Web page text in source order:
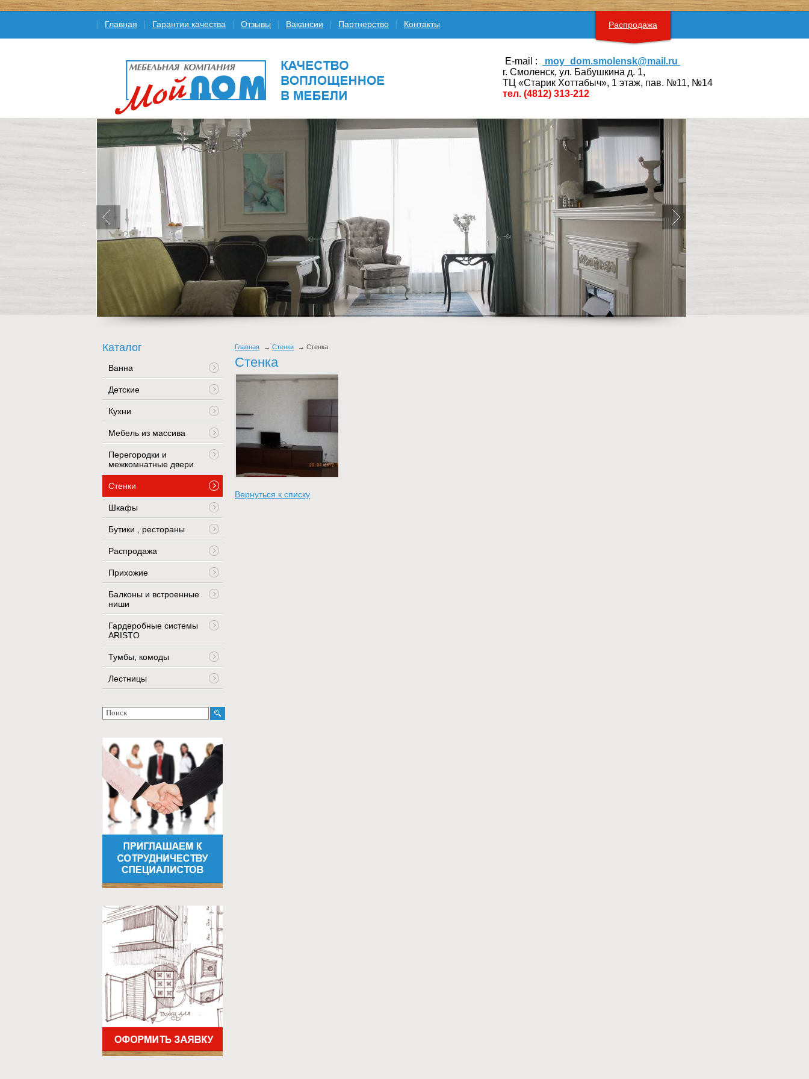
Главная Гарантии качества Отзывы Вакансии Партнерство Контакты Распродажа
E-mail :
moy_dom.smolensk@mail.ru
г. Смоленск, ул. Бабушкина д. 1,
ТЦ «Старик Хоттабыч», 1 этаж, пав. №11, №14
тел. (4812) 313-212
Главная Стенки Стенка
Стенка
Вернуться к списку
Каталог
Ванна
Детские
Кухни
Мебель из массива
Перегородки и
межкомнатные двери
Стенки
Шкафы
Бутики , рестораны
Распродажа
Прихожие
Балконы и встроенные
ниши
Гардеробные системы
ARISTO
Тумбы, комоды
Лестницы